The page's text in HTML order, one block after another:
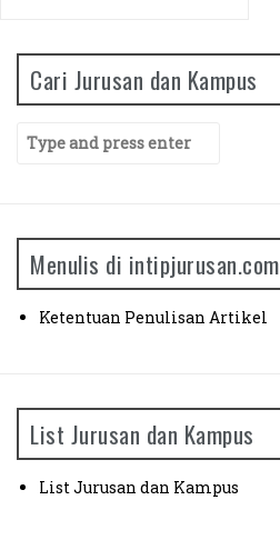
Cari Jurusan dan Kampus
h
o
r
Menulis di intipjurusan.com
Ketentuan Penulisan Artikel
List Jurusan dan Kampus
List Jurusan dan Kampus